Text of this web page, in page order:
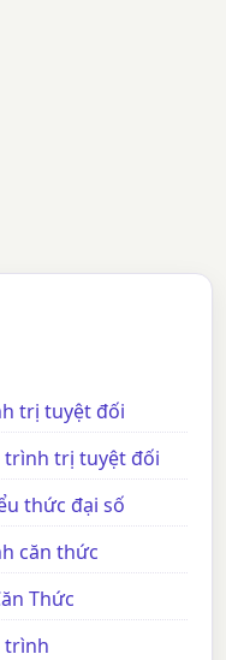
trị tuyệt đối
trình trị tuyệt đối
thức đại số
căn thức
Thức
trình